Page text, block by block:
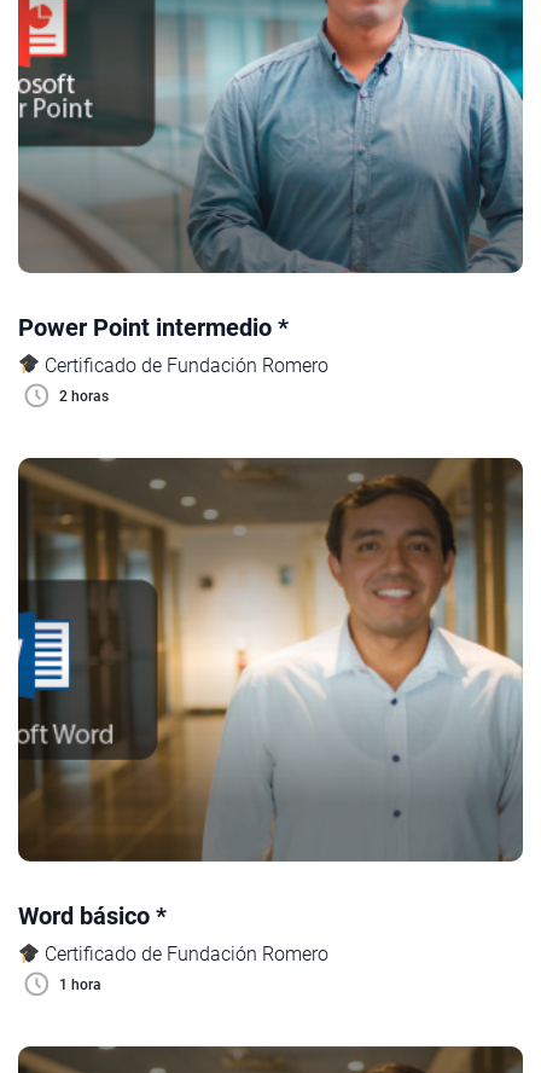
Power Point intermedio *
Certificado de Fundación Romero
2 horas
Word básico *
Certificado de Fundación Romero
1 hora